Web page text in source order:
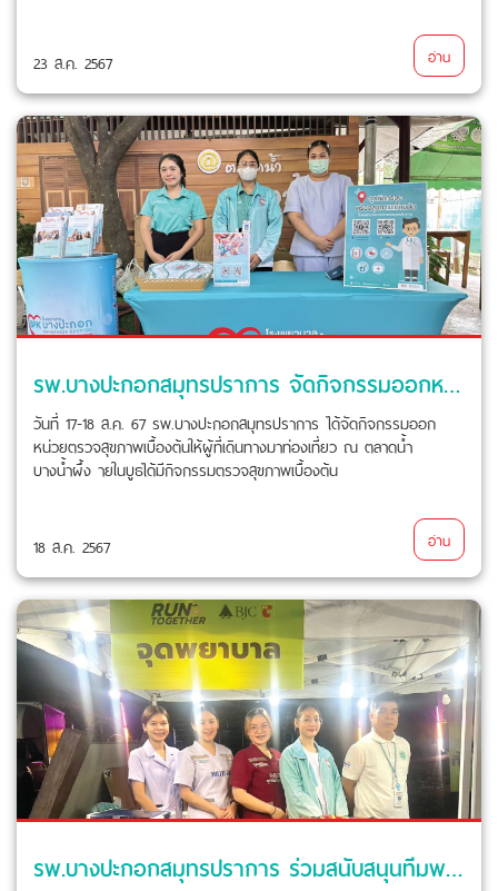
23 ส.ค. 2567 อ่าน
รพ.บางปะกอกสมุทรปราการ จัดกิจกรรมออกหน่วยตรวจสุขภาพเบื้องต้น
วันที่ 17-18 ส.ค. 67 รพ.บางปะกอกสมุทรปราการ ได้จัดกิจกรรมออก
หน่วยตรวจสุขภาพเบื้องต้นให้ผู้ที่เดินทางมาท่องเที่ยว ณ ตลาดน้ำ
บางน้ำผึ้ง ายในบูธได้มีกิจกรรมตรวจสุขภาพเบื้องต้น
18 ส.ค. 2567 อ่าน
รพ.บางปะกอกสมุทรปราการ ร่วมสนับสนุนทีมพยาบาลและรถพยาบาลฉุกเฉิน